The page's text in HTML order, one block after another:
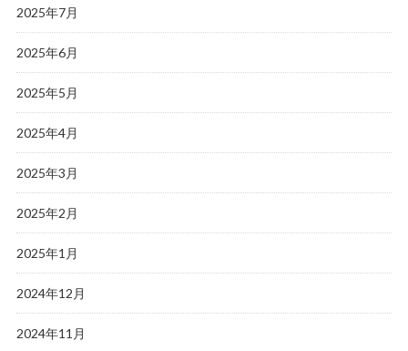
2025年7月
2025年6月
2025年5月
2025年4月
2025年3月
2025年2月
2025年1月
2024年12月
2024年11月